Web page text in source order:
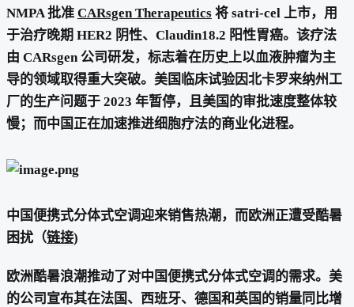
NMPA 批准 CARsgen Therapeutics 将 satri-cel 上市，用
于治疗晚期 HER2 阴性、Claudin18.2 阳性胃癌。该疗法
由 CARsgen 公司研发，标志着在历史上以血液肿瘤为主
导的领域取得重大突破。美国临床试验因北卡罗来纳州工
厂的生产问题于 2023 年暂停，且美国的审批速度整体较
慢；而中国正在加速推进细胞疗法的商业化进程。
中国便携式分体式空调迎来销售热潮，而欧洲正遭受酷暑
困扰（链接)
欧洲酷暑浪潮推动了对中国便携式分体式空调的需求。美
的公司宣布其在法国、西班牙、德国和英国的销量同比增